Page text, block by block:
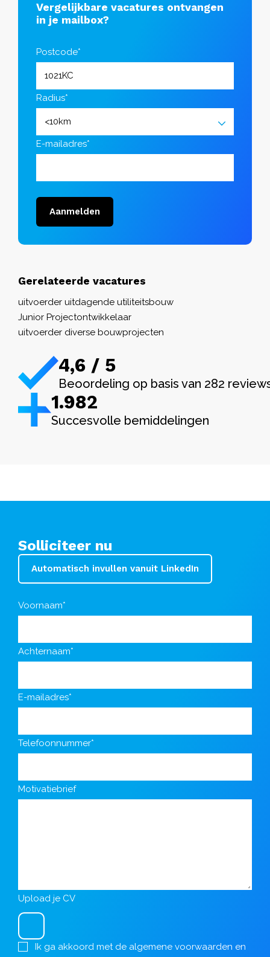
Vergelijkbare vacatures ontvangen
in je mailbox?
Postcode*
Radius*
E-mailadres*
Aanmelden
Gerelateerde vacatures
uitvoerder uitdagende utiliteitsbouw
Junior Projectontwikkelaar
uitvoerder diverse bouwprojecten
4,6 / 5
Beoordeling op basis van 282
1.982
Succesvolle bemiddelingen
Solliciteer nu
Automatisch invullen vanuit LinkedIn
Voornaam*
Achternaam*
E-mailadres*
Telefoonnummer*
Motivatiebrief
Upload je CV
Ik ga akkoord met de algemene voorwaarden en